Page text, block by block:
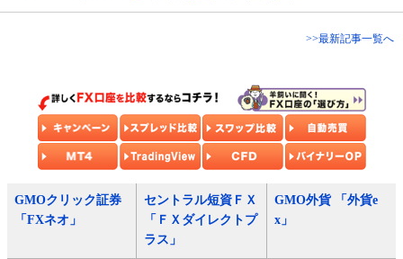
>>最新記事一覧へ
GMOクリック証券
「FXネオ」
セントラル短資ＦＸ
「ＦＸダイレクトプ
ラス」
GMO外貨 「外貨e
x」